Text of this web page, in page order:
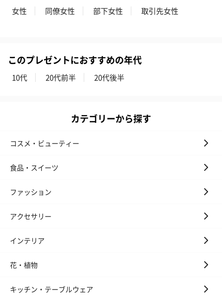
女性 同僚女性 部下女性 取引先女性
このプレゼントにおすすめの年代
10代 20代前半 20代後半
カテゴリーから探す
コスメ・ビューティー
食品・スイーツ
ファッション
アクセサリー
インテリア
花・植物
キッチン・テーブルウェア